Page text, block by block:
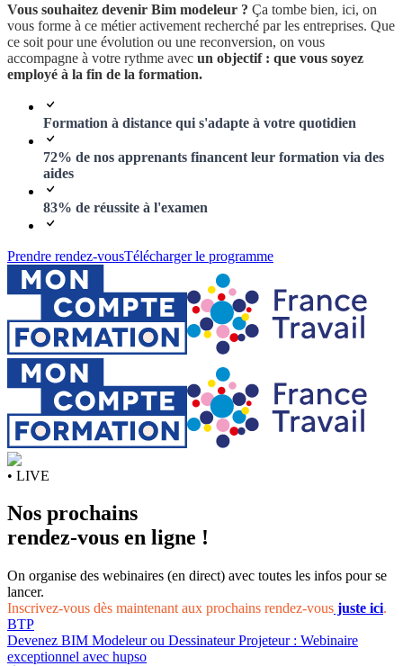
Vous souhaitez devenir Bim modeleur ? Ça tombe bien, ici, on
vous forme à ce métier activement recherché par les entreprises. Que
ce soit pour une évolution ou une reconversion, on vous
accompagne à votre rythme avec un objectif : que vous soyez
employé à la fin de la formation.
Formation à distance qui s'adapte à votre quotidien
72% de nos apprenants financent leur formation via des
aides
83% de réussite à l'examen
Prendre rendez-vousTélécharger le programme
• LIVE
Nos prochains
rendez-vous en ligne !
On organise des webinaires (en direct) avec toutes les infos pour se
lancer.
Inscrivez-vous dès maintenant aux prochains rendez-vous juste ici.
BTP
Devenez BIM Modeleur ou Dessinateur Projeteur : Webinaire
exceptionnel avec hupso